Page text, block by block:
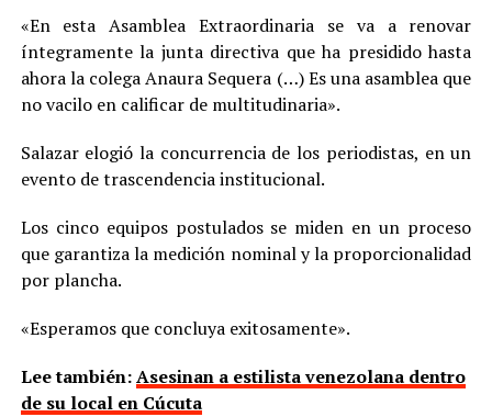
«En esta Asamblea Extraordinaria se va a renovar
íntegramente la junta directiva que ha presidido hasta
ahora la colega Anaura Sequera (…) Es una asamblea que
no vacilo en calificar de multitudinaria».
Salazar elogió la concurrencia de los periodistas, en un
evento de trascendencia institucional.
Los cinco equipos postulados se miden en un proceso
que garantiza la medición nominal y la proporcionalidad
por plancha.
«Esperamos que concluya exitosamente».
Lee también:Asesinan a estilista venezolana dentro
de su local en Cúcuta